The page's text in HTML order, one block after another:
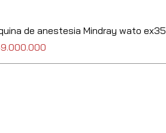
de anestesia Mindray wato ex35